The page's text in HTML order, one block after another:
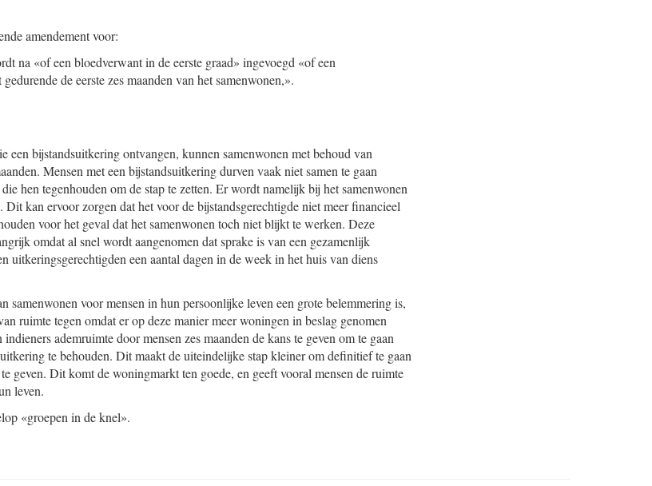
amendement voor:
na «of een bloedverwant in de eerste graad» ingevoegd «of een
de eerste zes maanden van het samenwonen,».
een bijstandsuitkering ontvangen, kunnen samenwonen met behoud van
Mensen met een bijstandsuitkering durven vaak niet samen te gaan
hen tegenhouden om de stap te zetten. Er wordt namelijk bij het samenwonen
kan ervoor zorgen dat het voor de bijstandsgerechtigde niet meer financieel
voor het geval dat het samenwonen toch niet blijkt te werken. Deze
omdat al snel wordt aangenomen dat sprake is van een gezamenlijk
uitkeringsgerechtigden een aantal dagen in de week in het huis van diens
samenwonen voor mensen in hun persoonlijke leven een grote belemmering is,
ruimte tegen omdat er op deze manier meer woningen in beslag genomen
ademruimte door mensen zes maanden de kans te geven om te gaan
te behouden. Dit maakt de uiteindelijke stap kleiner om definitief te gaan
geven. Dit komt de woningmarkt ten goede, en geeft vooral mensen de ruimte
leven.
«groepen in de knel».